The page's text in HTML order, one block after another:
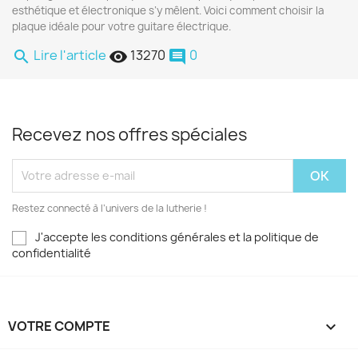
esthétique et électronique s’y mêlent. Voici comment choisir la
plaque idéale pour votre guitare électrique.
search Lire l'article remove_red_eye 13270 comment 0
Recevez nos offres spéciales
Restez connecté à l’univers de la lutherie !
J'accepte les conditions générales et la politique de
confidentialité
VOTRE COMPTE 